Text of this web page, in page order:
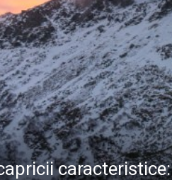
„Iancu de
Muzeul Județean
Psiholog
iar cealaltă merge
Andreea-Mihaela
Atelier de lucru